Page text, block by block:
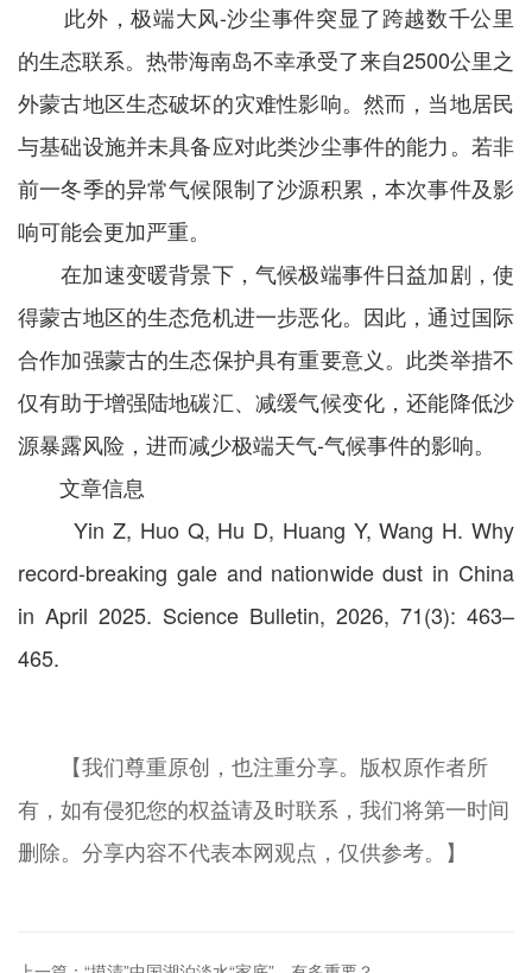
此外，极端大风-沙尘事件突显了跨越数千公里
的生态联系。热带海南岛不幸承受了来自2500公里之
外蒙古地区生态破坏的灾难性影响。然而，当地居民
与基础设施并未具备应对此类沙尘事件的能力。若非
前一冬季的异常气候限制了沙源积累，本次事件及影
响可能会更加严重。
在加速变暖背景下，气候极端事件日益加剧，使
得蒙古地区的生态危机进一步恶化。因此，通过国际
合作加强蒙古的生态保护具有重要意义。此类举措不
仅有助于增强陆地碳汇、减缓气候变化，还能降低沙
源暴露风险，进而减少极端天气-气候事件的影响。
文章信息
Yin Z, Huo Q, Hu D, Huang Y, Wang H. Why
record-breaking gale and nationwide dust in China
in April 2025. Science Bulletin, 2026, 71(3): 463–
465.
【我们尊重原创，也注重分享。版权原作者所
有，如有侵犯您的权益请及时联系，我们将第一时间
删除。分享内容不代表本网观点，仅供参考。】